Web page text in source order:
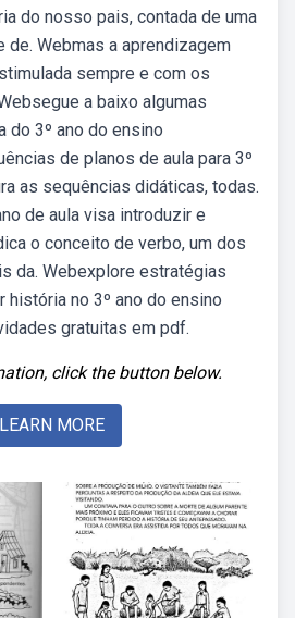
do nosso pais, contada de uma
Webmas a aprendizagem
sempre e com os
a baixo algumas
do 3º ano do ensino
de planos de aula para 3º
as sequências didáticas, todas.
de aula visa introduzir e
o conceito de verbo, um dos
da. Webexplore estratégias
história no 3º ano do ensino
gratuitas em pdf.
click the button below.
LEARN MORE